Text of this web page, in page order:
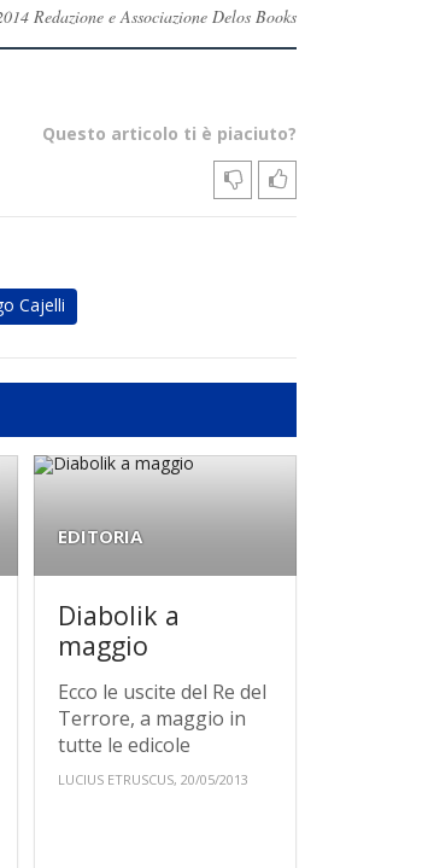
Redazione e Associazione Delos Books
Questo articolo ti è piaciuto?
Cajelli
EDITORIA
Diabolik a
maggio
Ecco le uscite del Re del
Terrore, a maggio in
tutte le edicole
LUCIUS ETRUSCUS, 20/05/2013